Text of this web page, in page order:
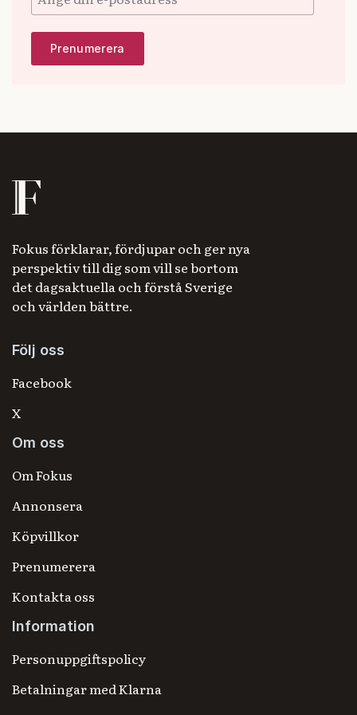
Fokus förklarar, fördjupar och ger nya
perspektiv till dig som vill se bortom
det dagsaktuella och förstå Sverige
och världen bättre.
Följ oss
Facebook
X
Om oss
Om Fokus
Annonsera
Köpvillkor
Prenumerera
Kontakta oss
Information
Personuppgiftspolicy
Betalningar med Klarna